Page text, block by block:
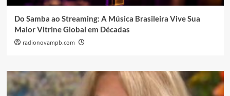
Do Samba ao Streaming: A Música Brasileira Vive Sua
Maior Vitrine Global em Décadas
radionovampb.com